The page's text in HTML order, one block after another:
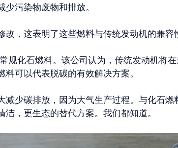
污染物废物和排放。
，这表明了这些燃料与传统发动机的兼容
规化石燃料。该公司认为，传统发动机将
可以代表脱碳的有效解决方案。
少碳排放，因为大气生产过程。与化石燃
，更生态的替代方案。我们都知道。